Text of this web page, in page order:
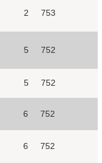
2 753
5 752
5 752
6 752
6 752